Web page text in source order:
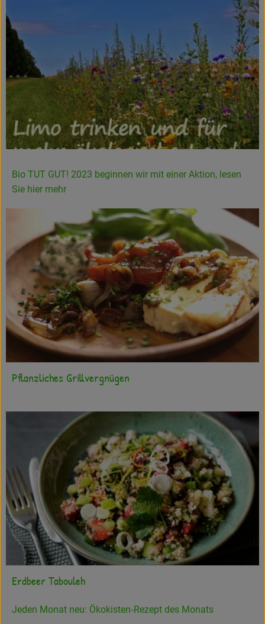
Bio TUT GUT! 2023 beginnen wir mit einer Aktion, lesen
Sie hier mehr
Pflanzliches Grillvergnügen
Erdbeer Tabouleh
Jeden Monat neu: Ökokisten‐Rezept des Monats